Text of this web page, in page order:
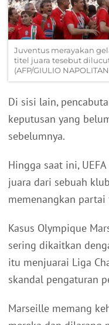
Juventus merayakan
titel juara tesebut
(AFP/GIULIO
Di sisi lain,
keputusan yang
sebelumnya.
Hingga saat ini,
juara dari sebuah
memenangkan partai
Kasus Olympique
sering dikaitkan
itu menjuarai Liga
skandal pengaturan
Marseille memang